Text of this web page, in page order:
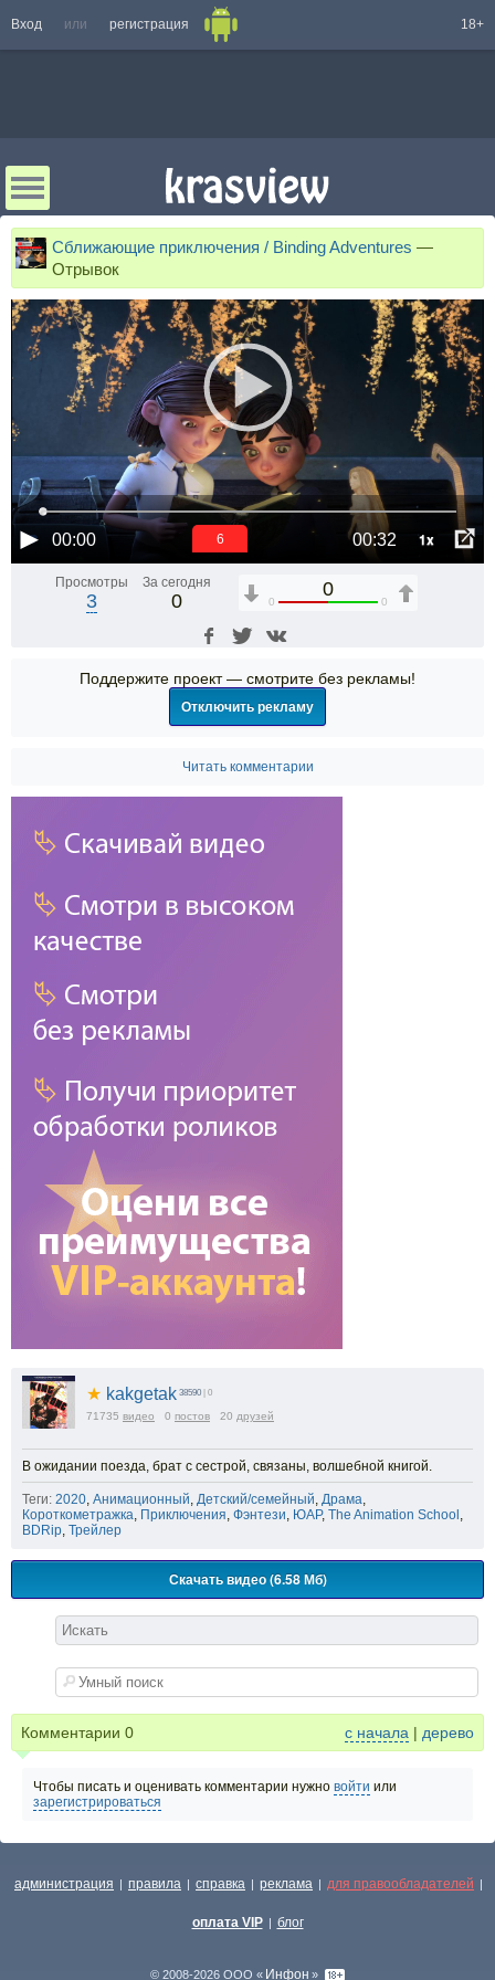
Вход или регистрация 18+
Сближающие приключения / Binding Adventures —
Отрывок
00:00 00:32 1x
5
Просмотры
3
За сегодня
0
0
0 0
Поддержите проект — смотрите без рекламы!
Отключить рекламу
Читать комментарии
★ kakgetak 38590 | 0
71735 видео 0 постов 20 друзей
В ожидании поезда, брат с сестрой, связаны, волшебной книгой.
Теги: 2020, Анимационный, Детский/семейный, Драма,
Короткометражка, Приключения, Фэнтези, ЮАР, The Animation School ,
BDRip, Трейлер
Скачать видео (6.58 Мб)
Комментарии 0 с начала | дерево
Чтобы писать и оценивать комментарии нужно войти или
зарегистрироваться
администрация | правила | справка | реклама | для правообладателей |
оплата VIP | блог
© 2008-2026 ООО « Инфон »